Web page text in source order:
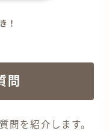
！
問
問を紹介します。